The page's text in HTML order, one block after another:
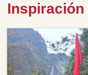
Inspiración